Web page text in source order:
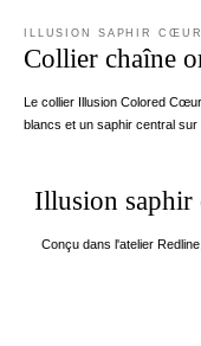
ILLUSION SAPHIR
Collier chaîne
Le collier Illusion Colored
blancs et un saphir central sur
Illusion saphir
Conçu dans l'atelier